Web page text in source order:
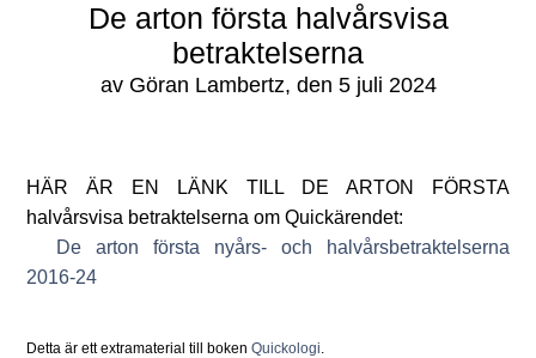
De arton första halvårsvisa
betraktelserna
av Göran Lambertz, den 5 juli 2024
Här är en länk till de arton första
halvårsvisa betraktelserna om Quickärendet:
De arton första nyårs- och halvårsbetraktelserna
2016-24
Detta är ett extramaterial till bokenQuickologi.